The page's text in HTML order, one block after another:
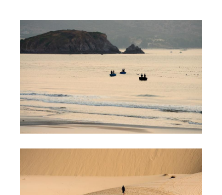
Новости
Медиа
Фото
Места катания
Наши станции
Ветратория.Дахаб
Ветратория.Вьетнам